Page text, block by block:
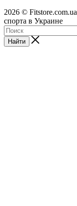
2026 ©
спорта в Украине
Найти